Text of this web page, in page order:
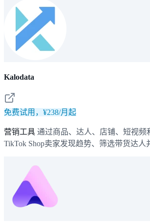
Kalodata
免费试用，¥238/月起
营销工具 通过商品、达人、店铺、短视频
TikTok Shop卖家发现趋势、筛选带货达人